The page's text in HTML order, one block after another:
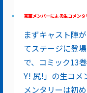
豪華メンバーによる生コメンタ
まずキャスト陣
てステージに登
で、コミック13
Y! 尻!」の生コメ
メンタリーは初